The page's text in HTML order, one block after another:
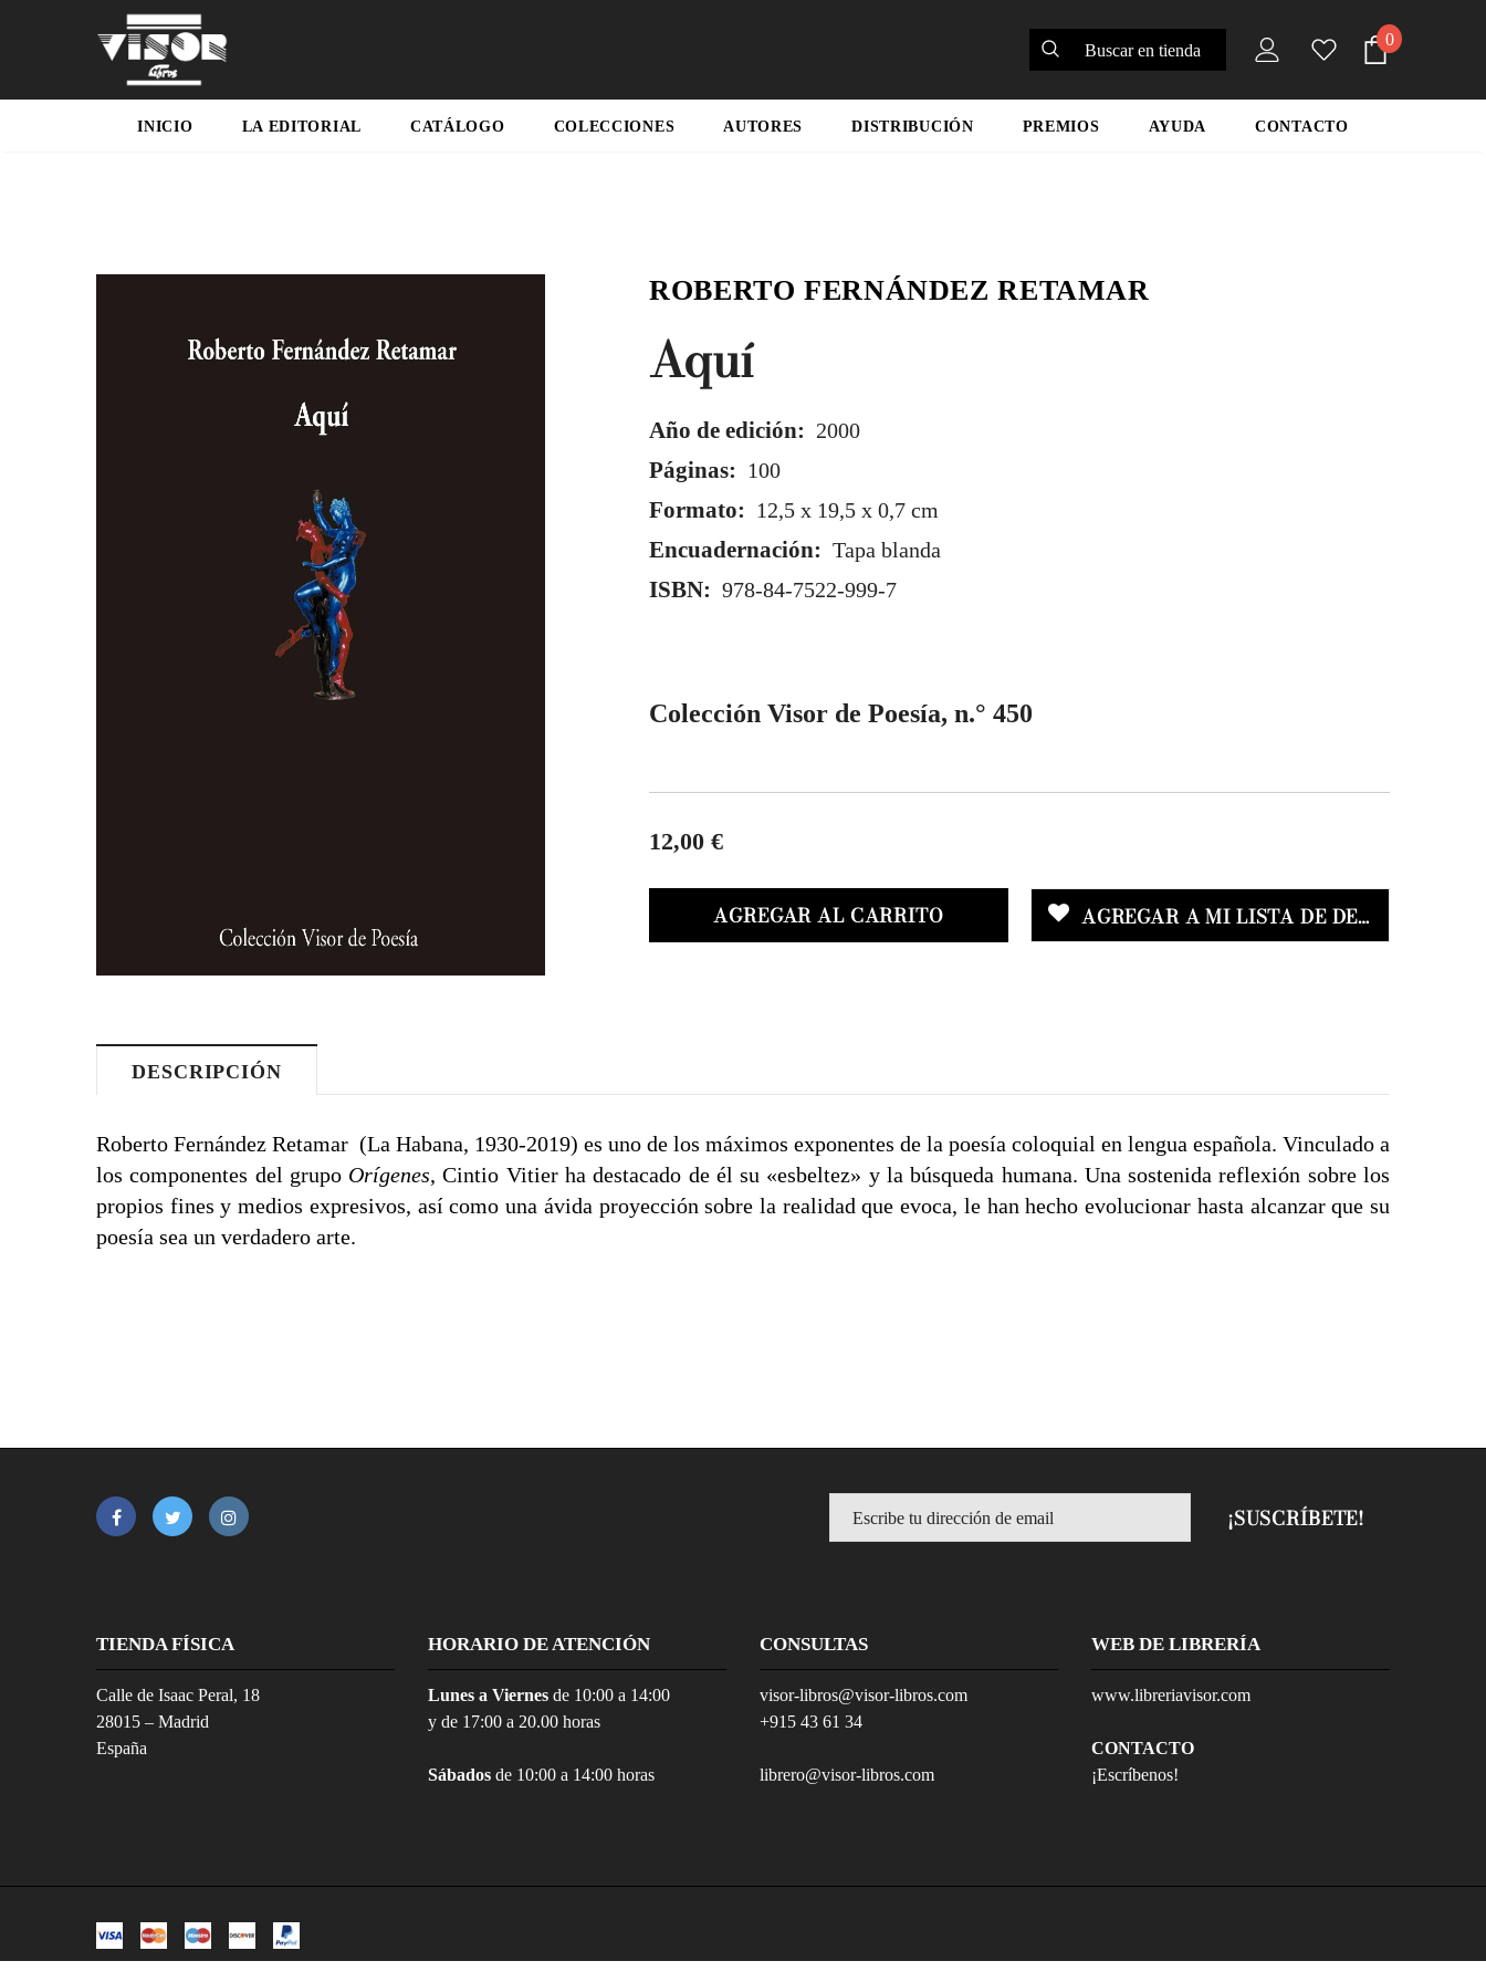
0
INICIO LA EDITORIAL CATÁLOGO COLECCIONES AUTORES DISTRIBUCIÓN PREMIOS AYUDA CONTACTO
ROBERTO FERNÁNDEZ RETAMAR
Aquí
Año de edición: 2000
Páginas: 100
Formato: 12,5 x 19,5 x 0,7 cm
Encuadernación: Tapa blanda
ISBN: 978-84-7522-999-7
Colección Visor de Poesía, n.° 450
12,00 €
AGREGAR A MI LISTA DE DESEOS
DESCRIPCIÓN
Roberto Fernández Retamar (La Habana, 1930-2019) es uno de los máximos exponentes de la poesía coloquial en lengua española. Vinculado a
los componentes del grupo Orígenes, Cintio Vitier ha destacado de él su «esbeltez» y la búsqueda humana. Una sostenida reflexión sobre los
propios fines y medios expresivos, así como una ávida proyección sobre la realidad que evoca, le han hecho evolucionar hasta alcanzar que su
poesía sea un verdadero arte.
TIENDA FÍSICA
Calle de Isaac Peral, 18
28015 – Madrid
España
HORARIO DE ATENCIÓN
Lunes a Viernes de 10:00 a 14:00
y de 17:00 a 20.00 horas
Sábados de 10:00 a 14:00 horas
CONSULTAS
visor-libros@visor-libros.com
+915 43 61 34
librero@visor-libros.com
WEB DE LIBRERÍA
www.libreriavisor.com
CONTACTO
¡Escríbenos!